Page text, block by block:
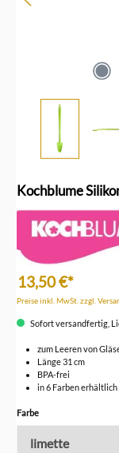
Kochblume
13,50 €*
Preise inkl. MwSt. zzgl.
Sofort versandfertig,
zum Leeren von
Länge 31 cm
BPA-frei
in 6 Farben erhältlich
Farbeauswählen
limette